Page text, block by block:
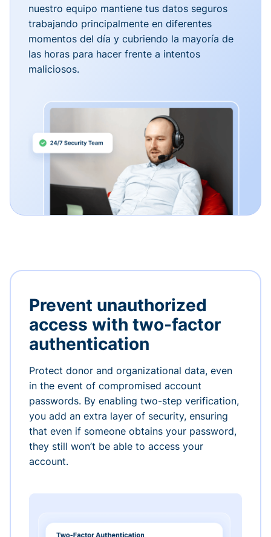
nuestro equipo mantiene tus datos seguros
trabajando principalmente en diferentes
momentos del día y cubriendo la mayoría de
las horas para hacer frente a intentos
maliciosos.
Prevent unauthorized
access with two-factor
authentication
Protect donor and organizational data, even
in the event of compromised account
passwords. By enabling two-step verification,
you add an extra layer of security, ensuring
that even if someone obtains your password,
they still won’t be able to access your
account.